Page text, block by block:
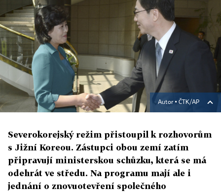
Autor ▪ ČTK/AP
Severokorejský režim přistoupil k rozhovorům
s Jižní Koreou. Zástupci obou zemí zatím
připravují ministerskou schůzku, která se má
odehrát ve středu. Na programu mají ale i
jednání o znovuotevření společného